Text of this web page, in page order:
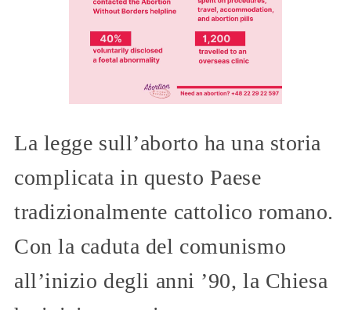
La legge sull’aborto ha una storia
complicata in questo Paese
tradizionalmente cattolico romano.
Con la caduta del comunismo
all’inizio degli anni ’90, la Chiesa